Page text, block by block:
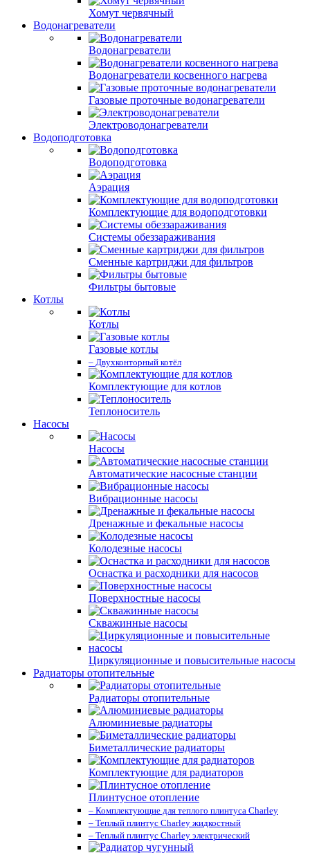
Хомут червячный
Водонагреватели
Водонагреватели
Водонагреватели косвенного нагрева
Газовые проточные водонагреватели
Электроводонагреватели
Водоподготовка
Водоподготовка
Аэрация
Комплектующие для водоподготовки
Системы обеззараживания
Сменные картриджи для фильтров
Фильтры бытовые
Котлы
Котлы
Газовые котлы
– Двухконторный котёл
Комплектующие для котлов
Теплоноситель
Насосы
Насосы
Автоматические насосные станции
Вибрационные насосы
Дренажные и фекальные насосы
Колодезные насосы
Оснастка и расходники для насосов
Поверхностные насосы
Скважинные насосы
Циркуляционные и повысительные насосы
Радиаторы отопительные
Радиаторы отопительные
Алюминиевые радиаторы
Биметаллические радиаторы
Комплектующие для радиаторов
Плинтусное отопление
– Комплектующие для теплого плинтуса Charley
– Теплый плинтус Charley жидкостный
– Теплый плинтус Charley электрический